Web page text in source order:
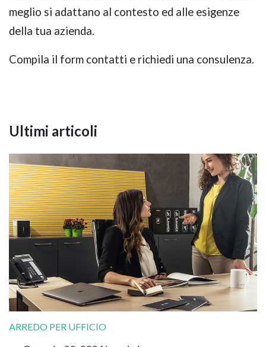
meglio si adattano al contesto ed alle esigenze
della tua azienda.
Compila il form contatti e richiedi una consulenza.
Ultimi articoli
ARREDO PER UFFICIO